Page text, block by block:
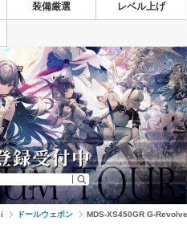
装備厳選 レベル上げ
ドールウェポン MDS-XS450GR G-